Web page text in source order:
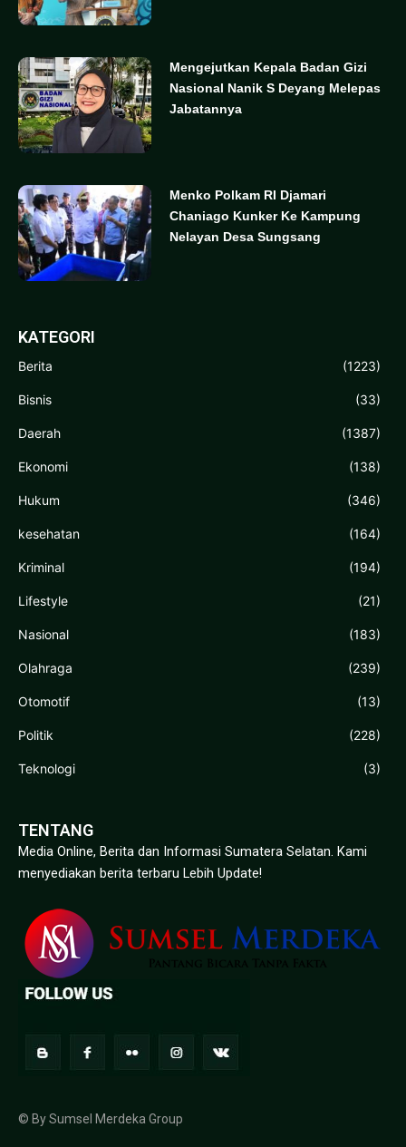
Mengejutkan Kepala Badan Gizi
Nasional Nanik S Deyang Melepas
Jabatannya
Menko Polkam RI Djamari
Chaniago Kunker Ke Kampung
Nelayan Desa Sungsang
KATEGORI
Berita (1223)
Bisnis (33)
Daerah (1387)
Ekonomi (138)
Hukum (346)
kesehatan (164)
Kriminal (194)
Lifestyle (21)
Nasional (183)
Olahraga (239)
Otomotif (13)
Politik (228)
Teknologi (3)
TENTANG
Media Online, Berita dan Informasi Sumatera Selatan. Kami
menyediakan berita terbaru Lebih Update!
© By Sumsel Merdeka Group